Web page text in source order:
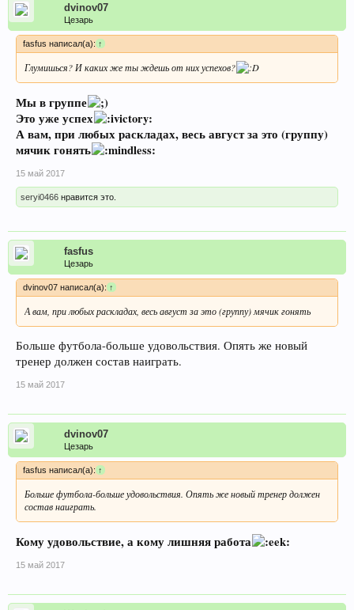
dvinov07
Цезарь
fasfus написал(а):↑
Глумишься? И каких же ты ждешь от них успехов?
Мы в группе
Это уже успех
А вам, при любых раскладах, весь август за это (группу)
мячик гонять
15 май 2017
seryi0466 нравится это.
fasfus
Цезарь
dvinov07 написал(а):↑
А вам, при любых раскладах, весь август за это (группу) мячик гонять
Больше футбола-больше удовольствия. Опять же новый
тренер должен состав наиграть.
15 май 2017
dvinov07
Цезарь
fasfus написал(а):↑
Больше футбола-больше удовольствия. Опять же новый тренер должен
состав наиграть.
Кому удовольствие, а кому лишняя работа
15 май 2017